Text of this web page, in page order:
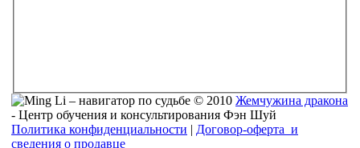
© 2010 Жемчужина дракона
- Центр обучения и консультирования Фэн Шуй
Политика конфиденциальности | Договор-оферта и
сведения о продавце